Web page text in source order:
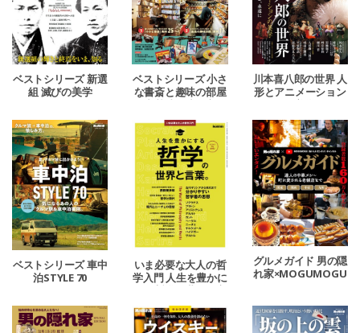
ベストシリーズ 新選
組 滅びの美学
ベストシリーズ 小さ
な書斎と趣味の部屋
川本喜八郎の世界 人
形とアニメーション
ベストシリーズ 車中
泊STYLE 70
いま必要な大人の哲
学入門 人生を豊かに
する哲学の世界と言
葉。
グルメガイド 男の隠
れ家×MOGUMOGU